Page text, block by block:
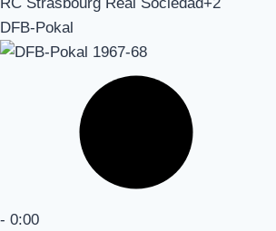
DFB-Pokal
- 0:00